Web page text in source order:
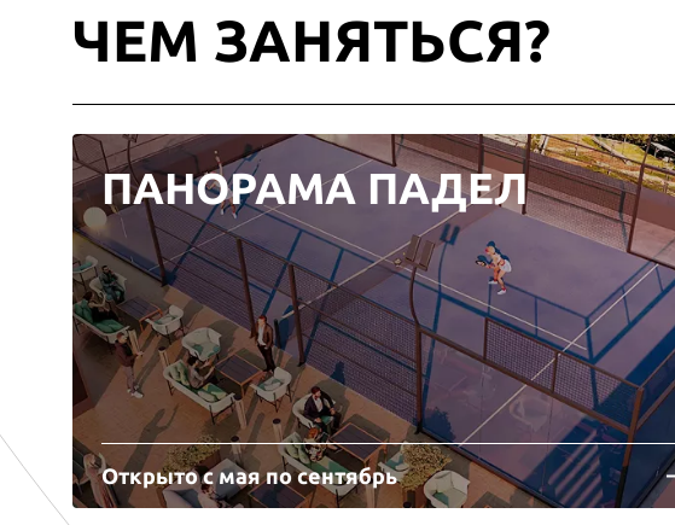
ЧЕМ ЗАНЯТЬСЯ?
ПАНОРАМА ПАДЕЛ
Открыто с мая по сентябрь